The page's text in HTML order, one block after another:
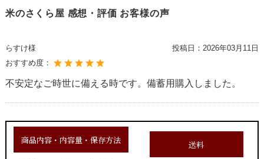
米のさくら屋 感想・評価 お客様の声
らすけ様 投稿日： 2026年03月11日
おすすめ度：
不安定なご時世に備える時です。備蓄用購入しました。
商品内容・内容量・保存方法 送料